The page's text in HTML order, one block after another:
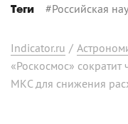
Теги #Российская
Indicator.ru /
«Роскосмос»
МКС для снижения